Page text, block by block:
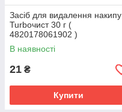
Засіб для видалення накипу
Turboчист 30 г (
4820178061902 )
В наявності
21 ₴
Купити